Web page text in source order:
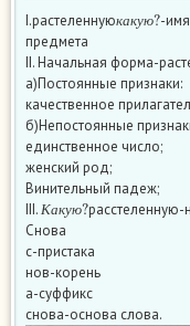
I.растеленную ю?-
предмета
II. Начальная форма-
а)Постоянные признаки:
качественное
б)Непостоянные
единственное число;
женский род;
Винительный падеж;
III. Ка ?
Снова
с-пристака
нов-корень
а-суффикс
снова-основа слова.